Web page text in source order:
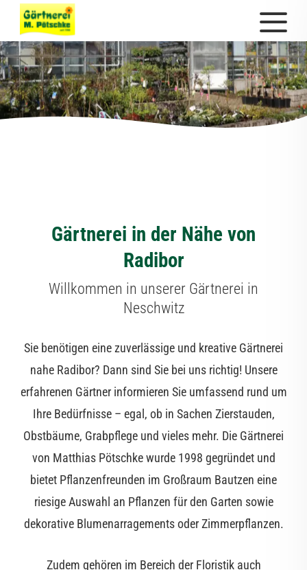
Gärtnerei in der Nähe von
Radibor
Willkommen in unserer Gärtnerei in
Neschwitz
Sie benötigen eine zuverlässige und kreative Gärtnerei
nahe Radibor? Dann sind Sie bei uns richtig! Unsere
erfahrenen Gärtner informieren Sie umfassend rund um
Ihre Bedürfnisse – egal, ob in Sachen Zierstauden,
Obstbäume, Grabpflege und vieles mehr. Die Gärtnerei
von Matthias Pötschke wurde 1998 gegründet und
bietet Pflanzenfreunden im Großraum Bautzen eine
riesige Auswahl an Pflanzen für den Garten sowie
dekorative Blumenarragements oder Zimmerpflanzen.
Zudem gehören im Bereich der Floristik auch